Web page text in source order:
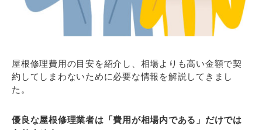
屋根修理費用の目安を紹介し、相場よりも高い金額で契
約してしまわないために必要な情報を解説してきまし
た。
優良な屋根修理業者は「費用が相場内である」だけでは